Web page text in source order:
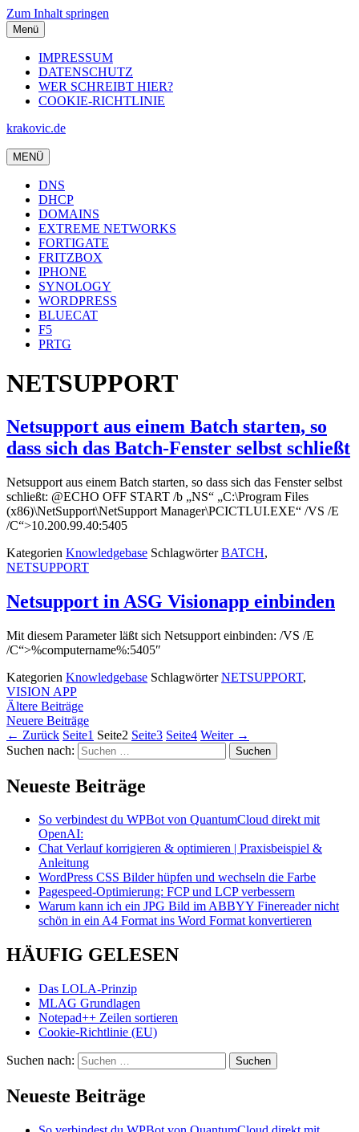
Zum Inhalt springen
Menü
IMPRESSUM
DATENSCHUTZ
WER SCHREIBT HIER?
COOKIE-RICHTLINIE
krakovic.de
MENÜ
DNS
DHCP
DOMAINS
EXTREME NETWORKS
FORTIGATE
FRITZBOX
IPHONE
SYNOLOGY
WORDPRESS
BLUECAT
F5
PRTG
NETSUPPORT
Netsupport aus einem Batch starten, so
dass sich das Batch-Fenster selbst schließt
Netsupport aus einem Batch starten, so dass sich das Fenster selbst
schließt: @ECHO OFF START /b „NS“ „C:\Program Files
(x86)\NetSupport\NetSupport Manager\PCICTLUI.EXE“ /VS /E
/C“>10.200.99.40:5405
Kategorien Knowledgebase SchlagwörterBATCH,
NETSUPPORT
Netsupport in ASG Visionapp einbinden
Mit diesem Parameter läßt sich Netsupport einbinden: /VS /E
/C“>%computername%:5405″
Kategorien Knowledgebase SchlagwörterNETSUPPORT,
VISION APP
Ältere Beiträge
Neuere Beiträge
← Zurück Seite1 Seite2 Seite3 Seite4 Weiter →
Suchen nach:
Neueste Beiträge
So verbindest du WPBot von QuantumCloud direkt mit
OpenAI:
Chat Verlauf korrigieren & optimieren | Praxisbeispiel &
Anleitung
WordPress CSS Bilder hüpfen und wechseln die Farbe
Pagespeed-Optimierung: FCP und LCP verbessern
Warum kann ich ein JPG Bild im ABBYY Finereader nicht
schön in ein A4 Format ins Word Format konvertieren
HÄUFIG GELESEN
Das LOLA-Prinzip
MLAG Grundlagen
Notepad++ Zeilen sortieren
Cookie-Richtlinie (EU)
Suchen nach:
Neueste Beiträge